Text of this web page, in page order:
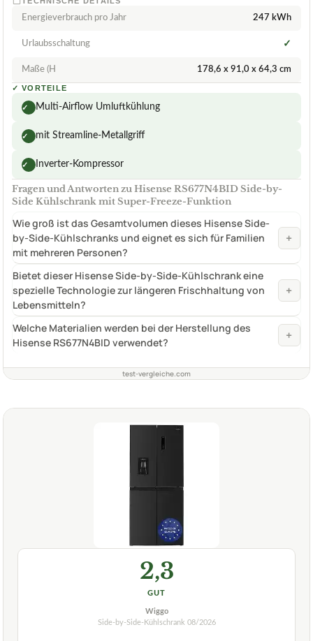
Energieverbrauch pro Jahr 247 kWh
Urlaubsschaltung ✓
Maße (H 178,6 x 91,0 x 64,3 cm
✓ VORTEILE
✓ Multi-Airflow Umluftkühlung
✓ mit Streamline-Metallgriff
✓ Inverter-Kompressor
Fragen und Antworten zu Hisense RS677N4BID Side-by-
Side Kühlschrank mit Super-Freeze-Funktion
Wie groß ist das Gesamtvolumen dieses Hisense Side-
by-Side-Kühlschranks und eignet es sich für Familien
mit mehreren Personen?
+
Bietet dieser Hisense Side-by-Side-Kühlschrank eine
spezielle Technologie zur längeren Frischhaltung von
Lebensmitteln?
+
Welche Materialien werden bei der Herstellung des
Hisense RS677N4BID verwendet?
+
test-vergleiche.com
2,3
GUT
Wiggo
Side-by-Side-Kühlschrank 08/2026